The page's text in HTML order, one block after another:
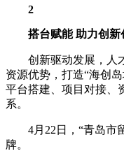
2
搭台赋能 助力创
创新驱动发展，人才
资源优势，打造“海创
平台搭建、项目对接、
系。
4月22日，“青岛市
牌。